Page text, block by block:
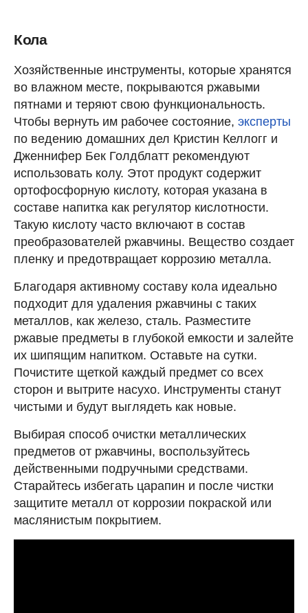
Кола
Хозяйственные инструменты, которые хранятся
во влажном месте, покрываются ржавыми
пятнами и теряют свою функциональность.
Чтобы вернуть им рабочее состояние, эксперты
по ведению домашних дел Кристин Келлогг и
Дженнифер Бек Голдблатт рекомендуют
использовать колу. Этот продукт содержит
ортофосфорную кислоту, которая указана в
составе напитка как регулятор кислотности.
Такую кислоту часто включают в состав
преобразователей ржавчины. Вещество создает
пленку и предотвращает коррозию металла.
Благодаря активному составу кола идеально
подходит для удаления ржавчины с таких
металлов, как железо, сталь. Разместите
ржавые предметы в глубокой емкости и залейте
их шипящим напитком. Оставьте на сутки.
Почистите щеткой каждый предмет со всех
сторон и вытрите насухо. Инструменты станут
чистыми и будут выглядеть как новые.
Выбирая способ очистки металлических
предметов от ржавчины, воспользуйтесь
действенными подручными средствами.
Старайтесь избегать царапин и после чистки
защитите металл от коррозии покраской или
маслянистым покрытием.